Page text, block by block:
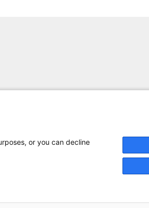
or you can decline